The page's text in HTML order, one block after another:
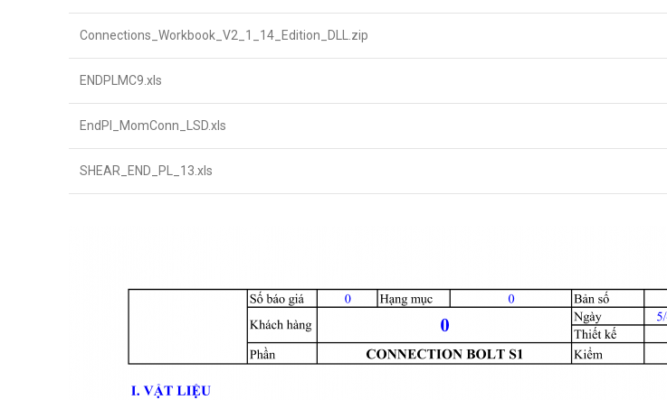
Connections_Workbook_V2_1_14_Edition_DLL.zip
ENDPLMC9.xls
EndPl_MomConn_LSD.xls
SHEAR_END_PL_13.xls